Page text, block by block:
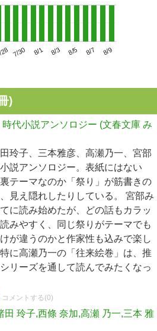
7/30 8/1 8/3 8/5 8/7 8/9
)
代小説アンソロジー (文春文庫 み
玲子、三本雅彦、高瀬乃一、宮部
説アンソロジー。表紙にはない
テーマなのか「祭り」が筋書きの
見え隠れしたりしている。 宮部み
に読み始めたが、どの話もカラッ
みやすく、同じ祭りがテーマでも
が違うのかと作家性も込みで楽し
に高瀬乃一の「往来絵巻」は、推
リーズを通して読んでみたくなっ
コメントする(0)
田 玲子,西條 奈加,高瀬 乃一,三本 雅